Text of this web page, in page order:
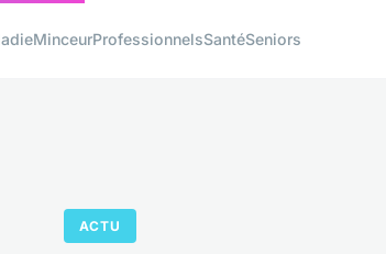
MinceurProfessionnelsSantéSeniors
ACTU